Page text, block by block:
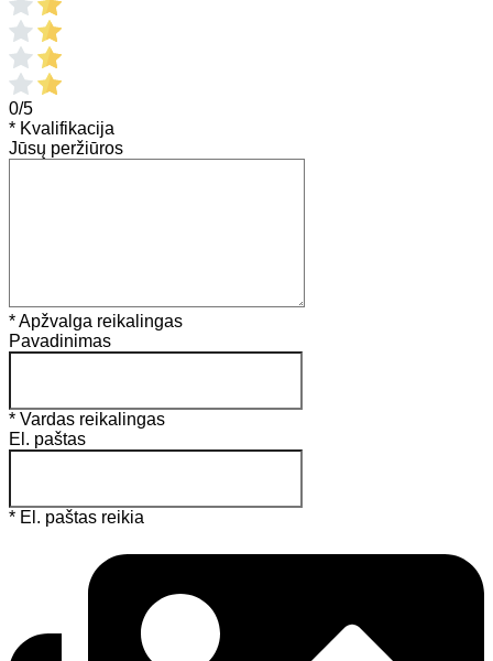
0/5
* Kvalifikacija
Jūsų peržiūros
* Apžvalga reikalingas
Pavadinimas
* Vardas reikalingas
El. paštas
* El. paštas reikia